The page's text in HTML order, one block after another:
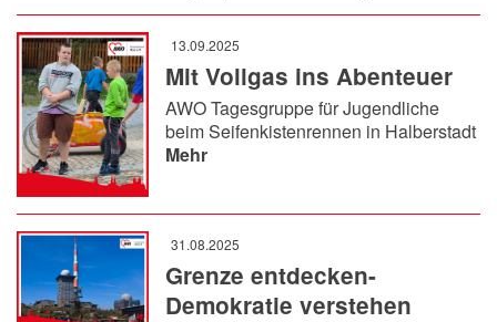
13.09.2025
Mit Vollgas ins Abenteuer
AWO Tagesgruppe für Jugendliche
beim Seifenkistenrennen in Halberstadt
Mehr
31.08.2025
Grenze entdecken-
Demokratie verstehen